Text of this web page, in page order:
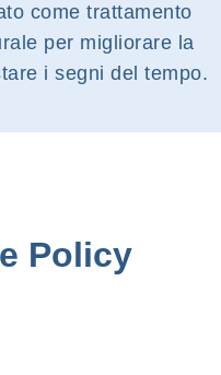
come trattamento
per migliorare la
i segni del tempo.
Policy